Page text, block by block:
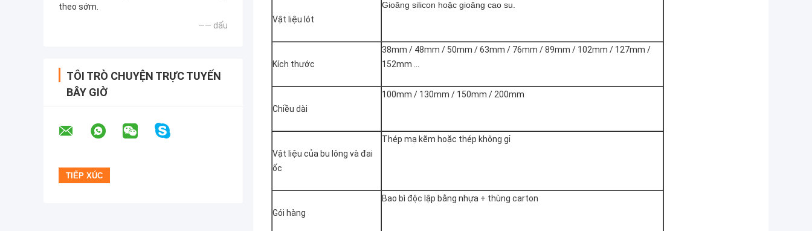
theo sớm.
—— dấu
TÔI TRÒ CHUYỆN TRỰC TUYẾN
BÂY GIỜ
Vật liệu lót
Gioăng silicon hoặc gioăng cao su.
Kích thước
38mm / 48mm / 50mm / 63mm / 76mm / 89mm / 102mm / 127mm /
152mm ...
Chiều dài
100mm / 130mm / 150mm / 200mm
Vật liệu của bu lông và đai
ốc
Thép mạ kẽm hoặc thép không gỉ
Gói hàng
Bao bì độc lập bằng nhựa + thùng carton